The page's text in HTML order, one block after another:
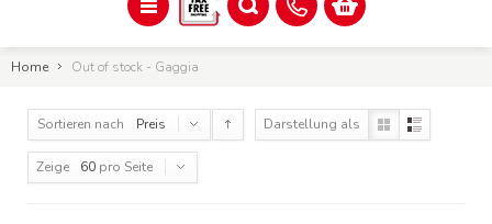
Home Out of stock - Gaggia
Sortieren nach Preis Darstellung als
Zeige 60 pro Seite